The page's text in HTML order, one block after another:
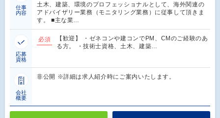
仕事
内容
土木、建築、環境のプロフェッショナルとして、海外関連の
アドバイザリー業務（モニタリング業務）に従事して頂きま
す。 ■主な業…
応募
資格
必須
【歓迎】 ・ゼネコンや建コンでPM、CMのご経験のあ
る方。 ・技術士資格、土木、建築…
会社
概要
非公開 ※詳細は求人紹介時にご案内いたします。